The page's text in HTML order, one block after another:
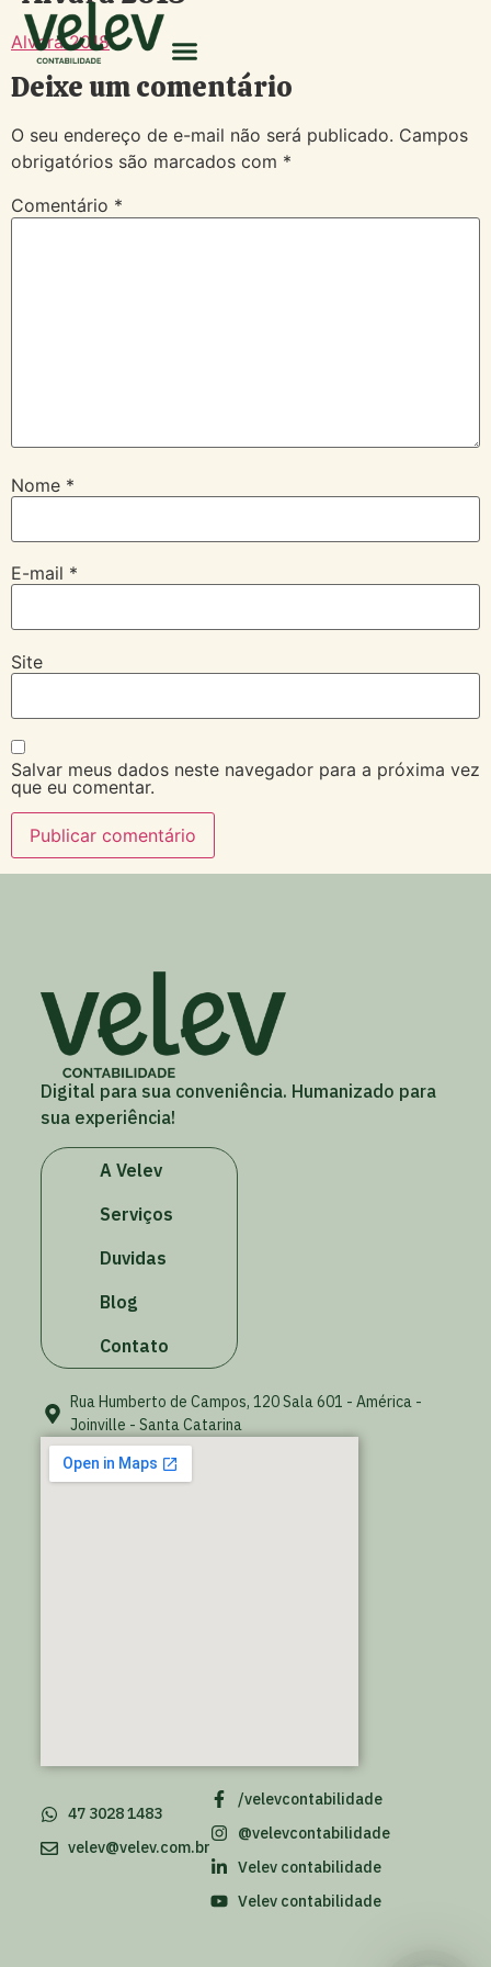
Alvará 2018
Deixe um comentário
O seu endereço de e-mail não será publicado. Campos
obrigatórios são marcados com *
Comentário *
Nome *
E-mail *
Site
Salvar meus dados neste navegador para a próxima vez
que eu comentar.
Digital para sua conveniência. Humanizado para
sua experiência!
A Velev
Serviços
Duvidas
Blog
Contato
Rua Humberto de Campos, 120 Sala 601 - América -
Joinville - Santa Catarina
/velevcontabilidade
@velevcontabilidade
Velev contabilidade
Velev contabilidade
47 3028 1483
velev@velev.com.br